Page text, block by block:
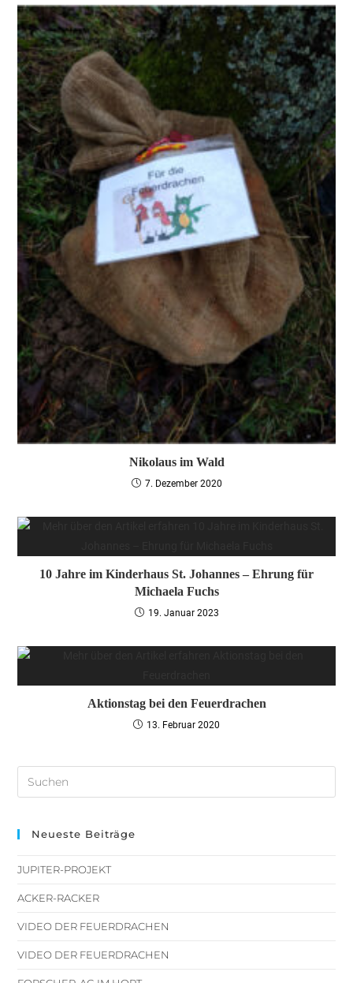
Nikolaus im Wald
7. Dezember 2020
10 Jahre im Kinderhaus St. Johannes – Ehrung für
Michaela Fuchs
19. Januar 2023
Aktionstag bei den Feuerdrachen
13. Februar 2020
Neueste Beiträge
JUPITER-PROJEKT
ACKER-RACKER
VIDEO DER FEUERDRACHEN
VIDEO DER FEUERDRACHEN